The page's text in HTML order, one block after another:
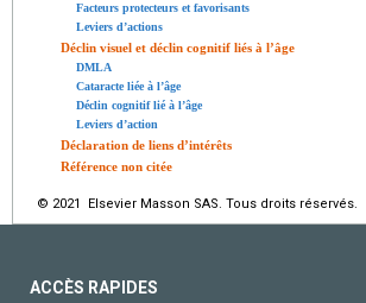
Facteurs protecteurs et favorisants
Leviers d’actions
Déclin visuel et déclin cognitif liés à l’âge
DMLA
Cataracte liée à l’âge
Déclin cognitif lié à l’âge
Leviers d’action
Déclaration de liens d’intérêts
Référence non citée
© 2021 Elsevier Masson SAS. Tous droits réservés.
ACCÈS RAPIDES